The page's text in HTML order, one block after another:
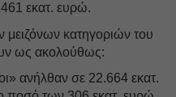
εκατ. ευρώ.
μειζόνων κατηγοριών του
ως ακολούθως:
ανήλθαν σε 22.664 εκατ.